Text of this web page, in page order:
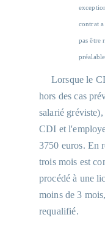
contrat
pas être
Lorsque le
hors des cas
salarié
CDI et
3750 euros. En
trois mois est
procédé à une
moins de 3
requalifié.